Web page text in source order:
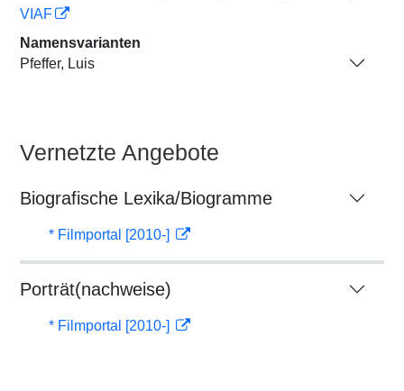
VIAF
Namensvarianten
Pfeffer, Luis
Vernetzte Angebote
Biografische Lexika/Biogramme
* Filmportal [2010-]
Porträt(nachweise)
* Filmportal [2010-]